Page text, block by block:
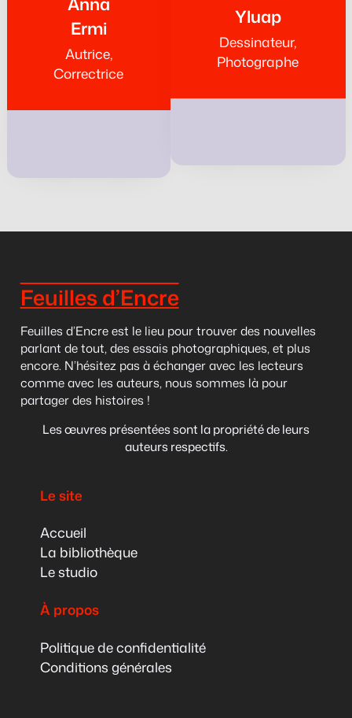
Ermi
Autrice,
Correctrice
Yluap
Dessinateur,
Photographe
Feuilles d’Encre
Feuilles d’Encre est le lieu pour trouver des nouvelles
parlant de tout, des essais photographiques, et plus
encore. N’hésitez pas à échanger avec les lecteurs
comme avec les auteurs, nous sommes là pour
partager des histoires !
Les œuvres présentées sont la propriété de leurs
auteurs respectifs.
Le site
Accueil
La bibliothèque
Le studio
À propos
Politique de confidentialité
Conditions générales